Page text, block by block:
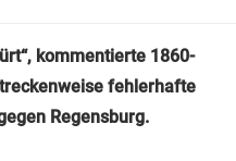
kommentierte 1860-
fehlerhafte
Regensburg.